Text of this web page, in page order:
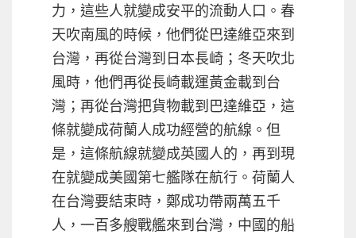
力，這些人就變成安平的流動人口。春
天吹南風的時候，他們從巴達維亞來到
台灣，再從台灣到日本長崎；冬天吹北
風時，他們再從長崎載運黃金載到台
灣；再從台灣把貨物載到巴達維亞，這
條就變成荷蘭人成功經營的航線。但
是，這條航線就變成英國人的，再到現
在就變成美國第七艦隊在航行。荷蘭人
在台灣要結束時，鄭成功帶兩萬五千
人，一百多艘戰艦來到台灣，中國的船